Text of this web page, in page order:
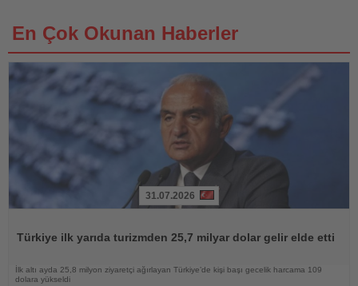
En Çok Okunan Haberler
31.07.2026
Türkiye ilk yarıda turizmden 25,7 milyar dolar gelir elde etti
İlk altı ayda 25,8 milyon ziyaretçi ağırlayan Türkiye’de kişi başı gecelik harcama 109
dolara yükseldi